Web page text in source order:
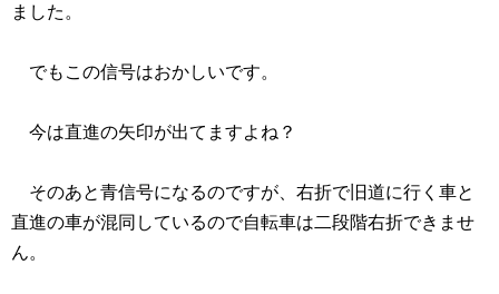
ました。
でもこの信号はおかしいです。
今は直進の矢印が出てますよね？
そのあと青信号になるのですが、右折で旧道に行く車と
直進の車が混同しているので自転車は二段階右折できませ
ん。